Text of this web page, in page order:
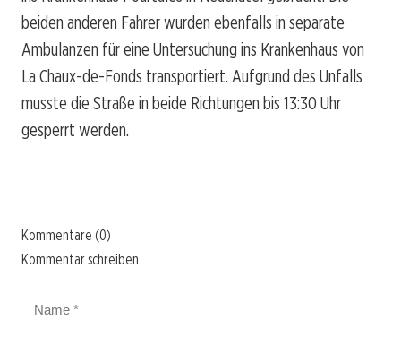
beiden anderen Fahrer wurden ebenfalls in separate
Ambulanzen für eine Untersuchung ins Krankenhaus von
La Chaux-de-Fonds transportiert. Aufgrund des Unfalls
musste die Straße in beide Richtungen bis 13:30 Uhr
gesperrt werden.
Kommentare (0)
Kommentar schreiben